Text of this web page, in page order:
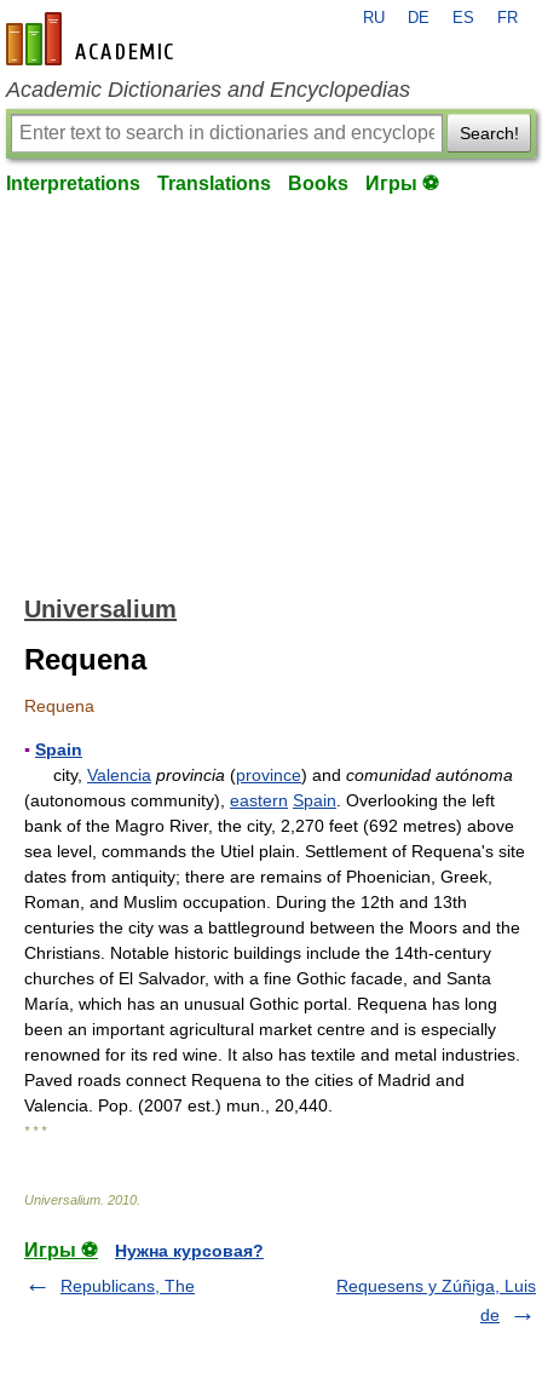
en-academic.com
RU DE ES FR
Academic Dictionaries and Encyclopedias
Search!
Interpretations Translations Books Игры ⚽
Universalium
Requena
Requena
▪ Spain
city, Valencia provincia (province) and comunidad autónoma
(autonomous community), eastern Spain . Overlooking the left
bank of the Magro River, the city, 2,270 feet (692 metres) above
sea level, commands the Utiel plain. Settlement of Requena's site
dates from antiquity; there are remains of Phoenician, Greek,
Roman, and Muslim occupation. During the 12th and 13th
centuries the city was a battleground between the Moors and the
Christians. Notable historic buildings include the 14th-century
churches of El Salvador, with a fine Gothic facade, and Santa
María, which has an unusual Gothic portal. Requena has long
been an important agricultural market centre and is especially
renowned for its red wine. It also has textile and metal industries.
Paved roads connect Requena to the cities of Madrid and
Valencia. Pop. (2007 est.) mun., 20,440.
* * *
Universalium 2010
Игры ⚽
Нужна курсовая?
Republicans, The
Requesens y Zúñiga, Luis
de